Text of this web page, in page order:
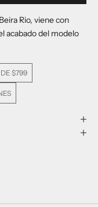
Rio, viene con
acabado del modelo
$799